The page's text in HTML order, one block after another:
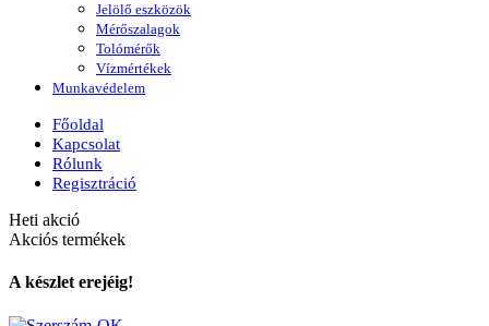
Jelölő eszközök
Mérőszalagok
Tolómérők
Vízmértékek
Munkavédelem
Főoldal
Kapcsolat
Rólunk
Regisztráció
Heti akció
Akciós termékek
A készlet erejéig!